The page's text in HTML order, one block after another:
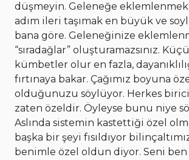
düşmeyin. Geleneğe
adım ileri taşımak en büyük ve
bana göre. Geleneğinize
“sıradağlar” oluşturamazsınız.
kümbetler olur en fazla,
fırtınaya bakar. Çağımız boyuna
olduğunuzu söylüyor. Herkes
zaten özeldir. Öyleyse bunu niye
Aslında sistemin kastettiği özel
başka bir şeyi fısıldıyor
benimle özel oldun diyor. Seni ben